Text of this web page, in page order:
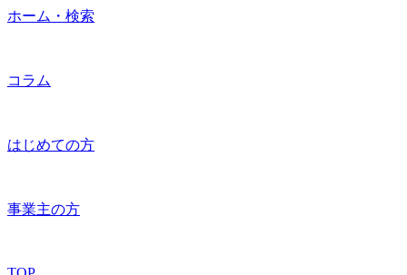
ホーム・検索
コラム
はじめての方
事業主の方